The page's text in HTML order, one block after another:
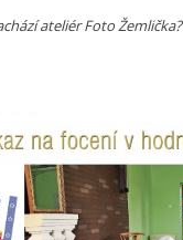
ateliér Foto Žemlička?